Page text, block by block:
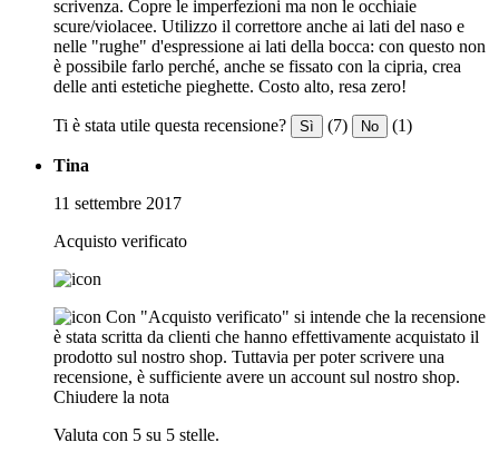
scrivenza. Copre le imperfezioni ma non le occhiaie
scure/violacee. Utilizzo il correttore anche ai lati del naso e
nelle "rughe" d'espressione ai lati della bocca: con questo non
è possibile farlo perché, anche se fissato con la cipria, crea
delle anti estetiche pieghette. Costo alto, resa zero!
Ti è stata utile questa recensione? Sì (7) No (1)
Tina
11 settembre 2017
Acquisto verificato
Con "Acquisto verificato" si intende che la recensione
è stata scritta da clienti che hanno effettivamente acquistato il
prodotto sul nostro shop. Tuttavia per poter scrivere una
recensione, è sufficiente avere un account sul nostro shop.
Chiudere la nota
Valuta con 5 su 5 stelle.